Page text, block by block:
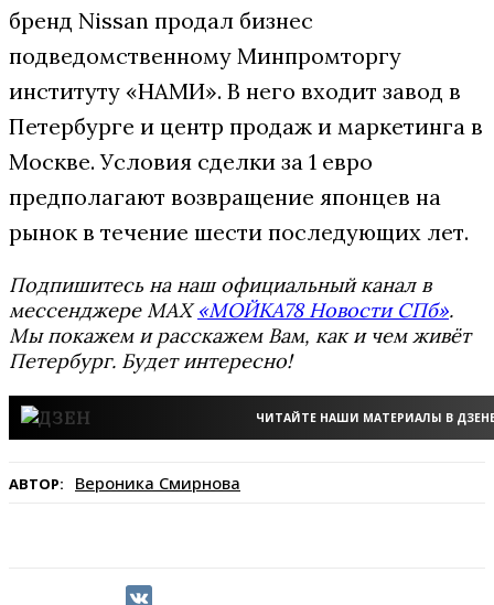
бренд Nissan продал бизнес
подведомственному Минпромторгу
институту «НАМИ». В него входит завод в
Петербурге и центр продаж и маркетинга в
Москве. Условия сделки за 1 евро
предполагают возвращение японцев на
рынок в течение шести последующих лет.
Подпишитесь на наш официальный канал в
мессенджере MAX«МОЙКА78 Новости СПб».
Мы покажем и расскажем Вам, как и чем живёт
Петербург. Будет интересно!
ЧИТАЙТЕ НАШИ МАТЕРИАЛЫ В
АВТОР: Вероника Смирнова